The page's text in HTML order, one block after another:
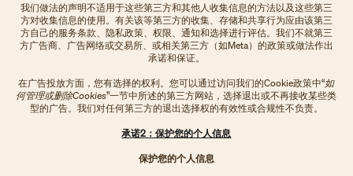
我们做法的声明不适用于这些第三方和其他人收集信息的方法以及这些第三
方对收集信息的使用。有关该等第三方的收集、存储和共享行为应由该第三
方自己的服务条款、隐私政策、权限、通知和选择进行评估。我们不就第三
方广告商、广告网络或交易所、或相关第三方（如Meta）的政策或做法作出
承诺和保证。
在广告投放方面，您有选择的权利。您可以通过访问我们的Cookie政策中“如
何管理或删除Cookies”一节中所述的第三方网站，选择退出或不再接收某些类
型的广告。我们对任何第三方的退出选择权的有效性或合规性不负责。
承诺2：保护您的个人信息
保护您的个人信息